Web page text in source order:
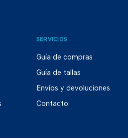
SERVICIOS
Guía de compras
Guía de tallas
Envíos y devoluciones
Contacto